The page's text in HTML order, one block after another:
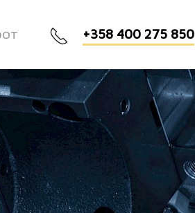
+358 400 275 850